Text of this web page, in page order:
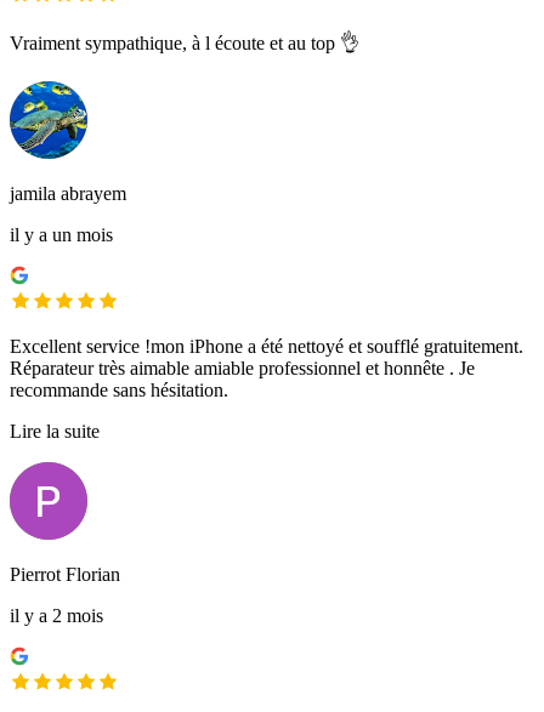
Vraiment sympathique, à l écoute et au top 👌
jamila abrayem
il y a un mois
Excellent service !mon iPhone a été nettoyé et soufflé gratuitement.
Réparateur très aimable amiable professionnel et honnête . Je
recommande sans hésitation.
Lire la suite
Pierrot Florian
il y a 2 mois